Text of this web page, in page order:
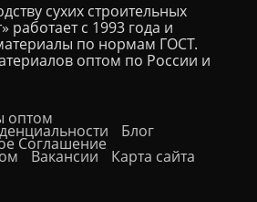
сухих строительных
работает с 1993 года и
по нормам ГОСТ.
оптом по России и
оптом
Блог
Соглашение
Вакансии Карта сайта